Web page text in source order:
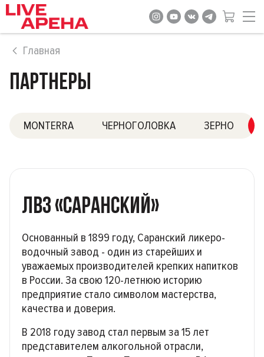
Главная
ПАРТНЕРЫ
MONTERRA ЧЕРНОГОЛОВКА ЗЕРНО
ЛВЗ «САРАНСКИЙ»
Основанный в 1899 году, Саранский ликеро-
водочный завод - один из старейших и
уважаемых производителей крепких напитков
в России. За свою 120-летнюю историю
предприятие стало символом мастерства,
качества и доверия.
В 2018 году завод стал первым за 15 лет
представителем алкогольной отрасли,